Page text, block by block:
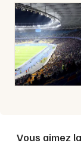
Mon
Vous aimez